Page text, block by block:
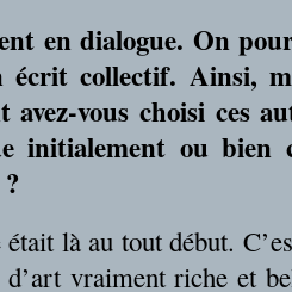
en dialogue. On
écrit collectif. Ainsi,
vous choisi ces
initialement ou bien
là au tout début.
vraiment riche et